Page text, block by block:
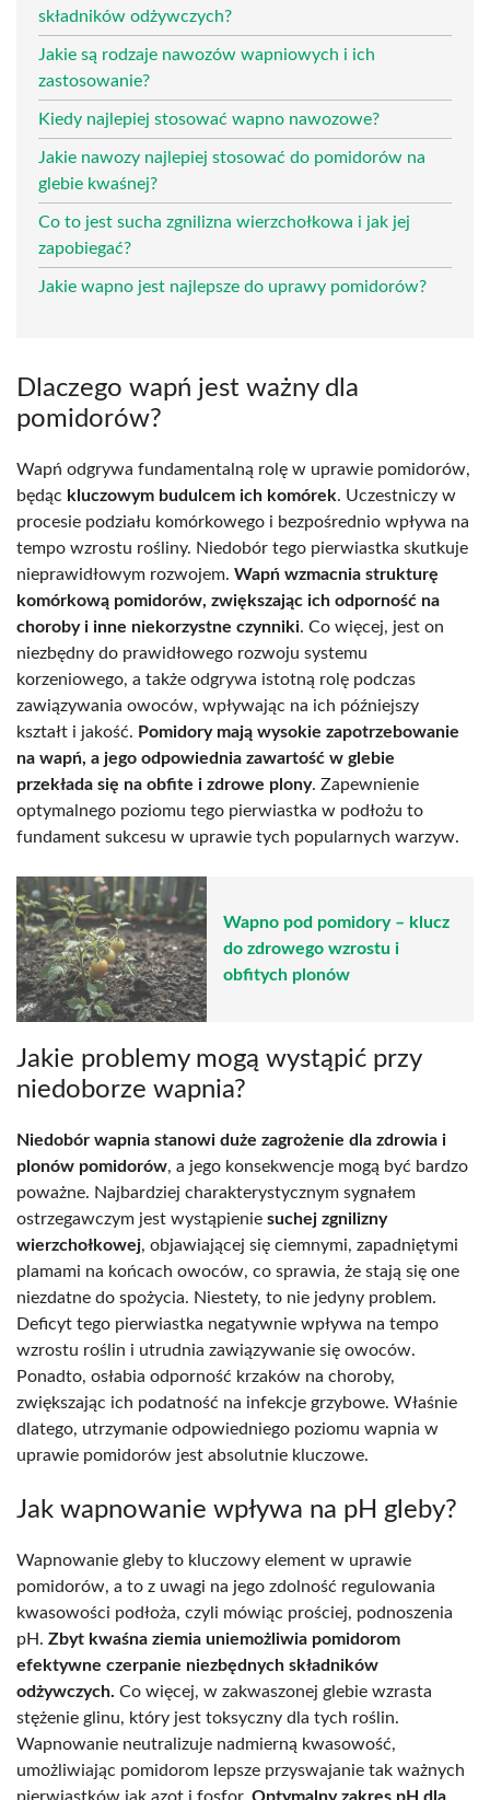
składników odżywczych?
Jakie są rodzaje nawozów wapniowych i ich
zastosowanie?
Kiedy najlepiej stosować wapno nawozowe?
Jakie nawozy najlepiej stosować do pomidorów na
glebie kwaśnej?
Co to jest sucha zgnilizna wierzchołkowa i jak jej
zapobiegać?
Jakie wapno jest najlepsze do uprawy pomidorów?
Dlaczego wapń jest ważny dla
pomidorów?
Wapń odgrywa fundamentalną rolę w uprawie pomidorów,
będąc kluczowym budulcem ich komórek. Uczestniczy w
procesie podziału komórkowego i bezpośrednio wpływa na
tempo wzrostu rośliny. Niedobór tego pierwiastka skutkuje
nieprawidłowym rozwojem. Wapń wzmacnia strukturę
komórkową pomidorów, zwiększając ich odporność na
choroby i inne niekorzystne czynniki. Co więcej, jest on
niezbędny do prawidłowego rozwoju systemu
korzeniowego, a także odgrywa istotną rolę podczas
zawiązywania owoców, wpływając na ich późniejszy
kształt i jakość. Pomidory mają wysokie zapotrzebowanie
na wapń, a jego odpowiednia zawartość w glebie
przekłada się na obfite i zdrowe plony. Zapewnienie
optymalnego poziomu tego pierwiastka w podłożu to
fundament sukcesu w uprawie tych popularnych warzyw.
Wapno pod pomidory – klucz
do zdrowego wzrostu i
obfitych plonów
Jakie problemy mogą wystąpić przy
niedoborze wapnia?
Niedobór wapnia stanowi duże zagrożenie dla zdrowia i
plonów pomidorów, a jego konsekwencje mogą być bardzo
poważne. Najbardziej charakterystycznym sygnałem
ostrzegawczym jest wystąpienie suchej zgnilizny
wierzchołkowej, objawiającej się ciemnymi, zapadniętymi
plamami na końcach owoców, co sprawia, że stają się one
niezdatne do spożycia. Niestety, to nie jedyny problem.
Deficyt tego pierwiastka negatywnie wpływa na tempo
wzrostu roślin i utrudnia zawiązywanie się owoców.
Ponadto, osłabia odporność krzaków na choroby,
zwiększając ich podatność na infekcje grzybowe. Właśnie
dlatego, utrzymanie odpowiedniego poziomu wapnia w
uprawie pomidorów jest absolutnie kluczowe.
Jak wapnowanie wpływa na pH gleby?
Wapnowanie gleby to kluczowy element w uprawie
pomidorów, a to z uwagi na jego zdolność regulowania
kwasowości podłoża, czyli mówiąc prościej, podnoszenia
pH. Zbyt kwaśna ziemia uniemożliwia pomidorom
efektywne czerpanie niezbędnych składników
odżywczych. Co więcej, w zakwaszonej glebie wzrasta
stężenie glinu, który jest toksyczny dla tych roślin.
Wapnowanie neutralizuje nadmierną kwasowość,
umożliwiając pomidorom lepsze przyswajanie tak ważnych